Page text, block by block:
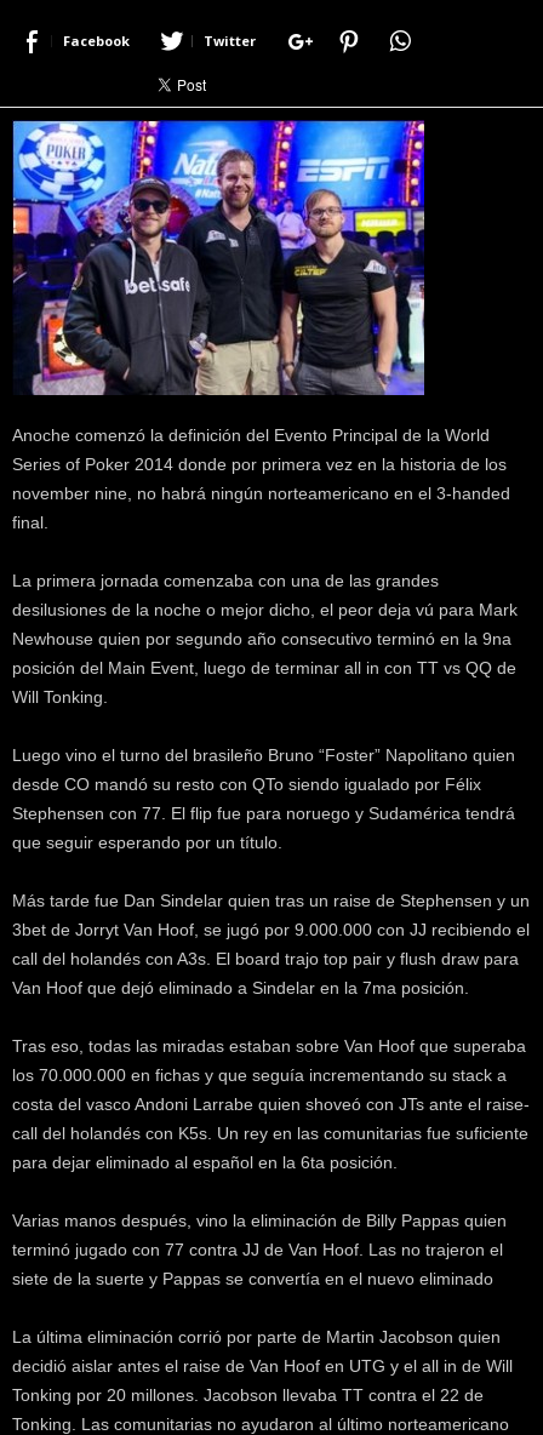
Facebook Twitter
Anoche comenzó la definición del Evento Principal de la World
Series of Poker 2014 donde por primera vez en la historia de los
november nine, no habrá ningún norteamericano en el 3-handed
final.
La primera jornada comenzaba con una de las grandes
desilusiones de la noche o mejor dicho, el peor deja vú para Mark
Newhouse quien por segundo año consecutivo terminó en la 9na
posición del Main Event, luego de terminar all in con TT vs QQ de
Will Tonking.
Luego vino el turno del brasileño Bruno “Foster” Napolitano quien
desde CO mandó su resto con QTo siendo igualado por Félix
Stephensen con 77. El flip fue para noruego y Sudamérica tendrá
que seguir esperando por un título.
Más tarde fue Dan Sindelar quien tras un raise de Stephensen y un
3bet de Jorryt Van Hoof, se jugó por 9.000.000 con JJ recibiendo el
call del holandés con A3s. El board trajo top pair y flush draw para
Van Hoof que dejó eliminado a Sindelar en la 7ma posición.
Tras eso, todas las miradas estaban sobre Van Hoof que superaba
los 70.000.000 en fichas y que seguía incrementando su stack a
costa del vasco Andoni Larrabe quien shoveó con JTs ante el raise-
call del holandés con K5s. Un rey en las comunitarias fue suficiente
para dejar eliminado al español en la 6ta posición.
Varias manos después, vino la eliminación de Billy Pappas quien
terminó jugado con 77 contra JJ de Van Hoof. Las no trajeron el
siete de la suerte y Pappas se convertía en el nuevo eliminado
La última eliminación corrió por parte de Martin Jacobson quien
decidió aislar antes el raise de Van Hoof en UTG y el all in de Will
Tonking por 20 millones. Jacobson llevaba TT contra el 22 de
Tonking. Las comunitarias no ayudaron al último norteamericano